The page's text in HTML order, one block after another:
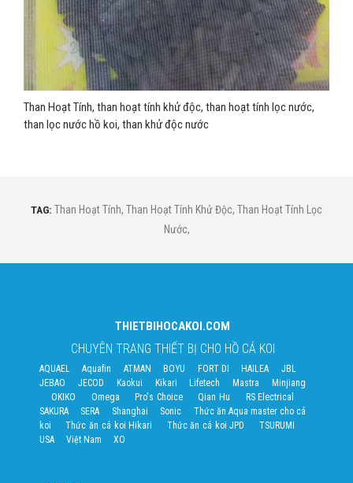
Than Hoạt Tính, than hoạt tính khử độc, than hoạt tính lọc nước,
than lọc nước hồ koi, than khử độc nước
TAG: Than Hoạt Tính, Than Hoạt Tính Khử Độc, Than Hoạt Tính Lọc
Nước,
THIETBIHOCAKOI.COM
CHUYÊN TRANG THIẾT BỊ CHO HỒ CÁ KOI
AQUAEL Aquafin ATMAN BOYU FORT DI HAILEA
JBL
JEBAO
JECOD Kaokui Kikari Lifetech Mastra
Minjiang
OKIKO
Omega Pro's Choice Qian Hu
RS Electrical
SAKURA
SERA Shanghai Sonic
Thức ăn Aqua master cho cá
koi
Thức ăn cá koi Hikari Thức ăn cá koi JPD
TSURUMI
USA
Việt Nam XO